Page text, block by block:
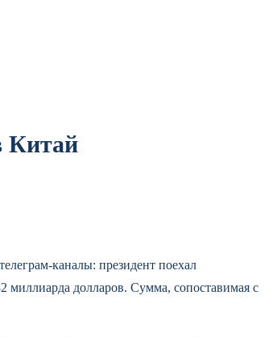
Китай
каналы: президент поехал
миллиарда долларов. Сумма, сопоставимая с